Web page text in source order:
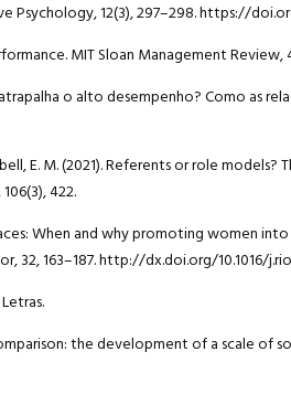
Psychology, 12(3), 297–298. https://
MIT Sloan Management Review,
atrapalha o alto desempenho? Como as
E. M. (2021). Referents or role
422.
When and why promoting women
163–187. http://dx.doi.org/10.1016/
the development of a scale of